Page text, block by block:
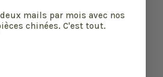
sont précisés quand il y
mails par mois avec nos
chinées. C'est tout.